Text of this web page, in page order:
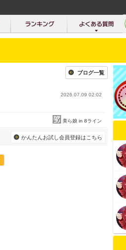
ブログ一覧
2026.07.09 02:02
美ら娘 in 8ライン
かんたんお試し会員登録はこちら